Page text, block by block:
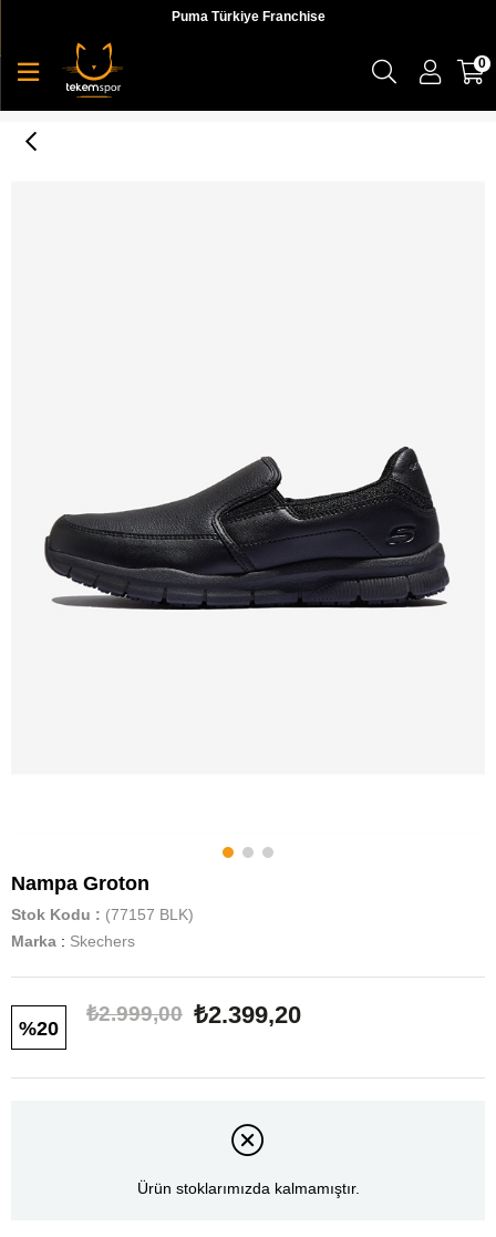
Puma Türkiye Franchise
0
Nampa Groton
Stok Kodu
(77157 BLK)
Marka : Skechers
20
₺2.999,00 ₺2.399,20
Ürün stoklarımızda kalmamıştır.